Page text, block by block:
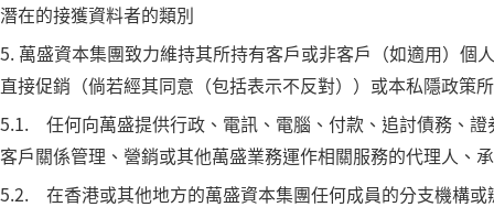
潛在的接獲資料者的類別
5. 萬盛資本集團致力維持其所持有客戶或非客戶（如適用）
直接促銷（倘若經其同意（包括表示不反對））或本私隱政策
5.1. 任何向萬盛提供行政、電訊、電腦、付款、追討債務、
客戶關係管理、營銷或其他萬盛業務運作相關服務的代理人、
5.2. 在香港或其他地方的萬盛資本集團任何成員的分支機構或